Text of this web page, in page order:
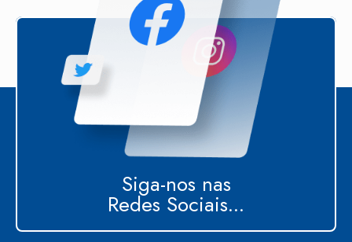
Siga-nos nas
Redes Sociais...